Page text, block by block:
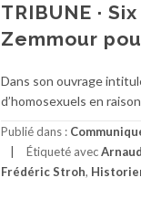
TRIBUNE ·
Zemmour
Dans son ouvrage
d’homosexuels en
Publié dans :
Étiqueté avec
Frédéric Stroh,